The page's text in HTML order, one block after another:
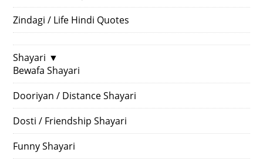
Zindagi / Life Hindi Quotes
Shayari ▼
Bewafa Shayari
Dooriyan / Distance Shayari
Dosti / Friendship Shayari
Funny Shayari